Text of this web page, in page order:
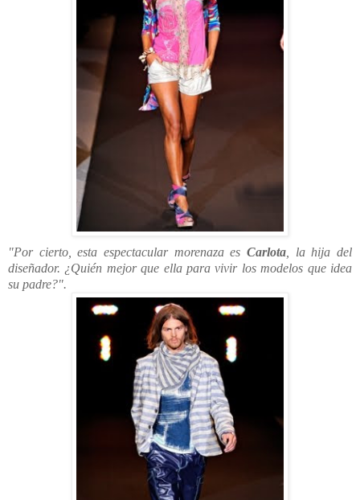
"Por cierto, esta espectacular morenaza es Carlota , la hija del
diseñador. ¿Quién mejor que ella para vivir los modelos que idea
su padre?".